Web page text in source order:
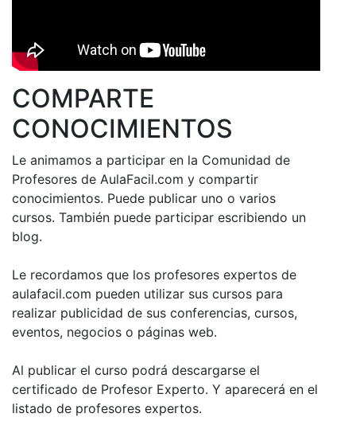
COMPARTE
CONOCIMIENTOS
Le animamos a participar en la Comunidad de
Profesores de AulaFacil.com y compartir
conocimientos. Puede publicar uno o varios
cursos. También puede participar escribiendo un
blog.
Le recordamos que los profesores expertos de
aulafacil.com pueden utilizar sus cursos para
realizar publicidad de sus conferencias, cursos,
eventos, negocios o páginas web.
Al publicar el curso podrá descargarse el
certificado de Profesor Experto. Y aparecerá en el
listado de profesores expertos.